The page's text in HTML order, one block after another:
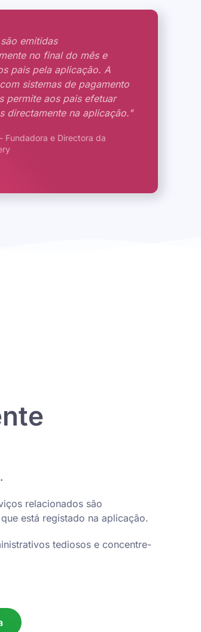
emitidas
no final do mês e
pais pela aplicação. A
sistemas de pagamento
permite aos pais efetuar
directamente na aplicação."
Fundadora e Directora da
relacionados são
está registado na aplicação.
tediosos e concentre-